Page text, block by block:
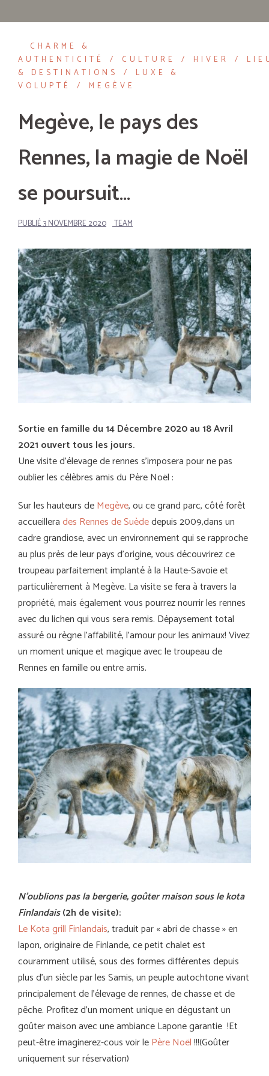
CHARME &
AUTHENTICITÉ
CULTURE HIVER
& DESTINATIONS
LUXE &
VOLUPTÉ
MEGÈVE
Megève, le pays des
Rennes, la magie de Noël
se poursuit…
PUBLIÉ3 NOVEMBRE 2020 TEAM
Sortie en famille du 14 Décembre 2020 au 18 Avril
2021 ouvert tous les jours.
Une visite d’élevage de rennes s’imposera pour ne pas
oublier les célèbres amis du Père Noël :
Sur les hauteurs deMegève, ou ce grand parc, côté forêt
accueillerades Rennes de Suèdedepuis 2009,dans un
cadre grandiose, avec un environnement qui se rapproche
au plus près de leur pays d’origine, vous découvrirez ce
troupeau parfaitement implanté à la Haute-Savoie et
particulièrement à Megève. La visite se fera à travers la
propriété, mais également vous pourrez nourrir les rennes
avec du lichen qui vous sera remis. Dépaysement total
assuré ou règne l’affabilité, l’amour pour les animaux! Vivez
un moment unique et magique avec le troupeau de
Rennes en famille ou entre amis.
N’oublions pas la bergerie, goûter maison sous le kota
Finlandais(2h de visite):
Le Kota grill Finlandais, traduit par « abri de chasse » en
lapon, originaire de Finlande, ce petit chalet est
couramment utilisé, sous des formes différentes depuis
plus d’un siècle par les Samis, un peuple autochtone vivant
principalement de l’élevage de rennes, de chasse et de
pêche. Profitez d’un moment unique en dégustant un
goûter maison avec une ambiance Lapone garantie !Et
peut-être imaginerez-cous voir lePère Noël!!!(Goûter
uniquement sur réservation)